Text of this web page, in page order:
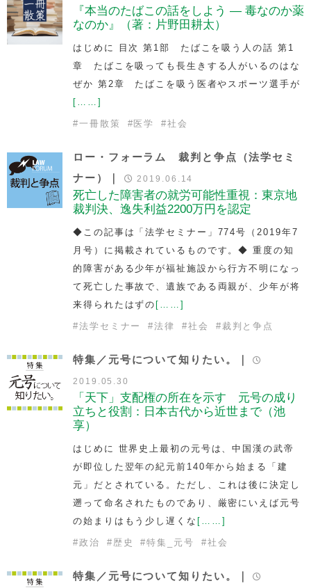
『本当のたばこの話をしよう — 毒なのか薬
なのか』（著：片野田耕太）
はじめに 目次 第1部 たばこを吸う人の話 第1
章 たばこを吸っても長生きする人がいるのはな
ぜか 第2章 たばこを吸う医者やスポーツ選手が
[……]
# 一冊散策 #医学 #社会
ロー・フォーラム 裁判と争点（法学セミ
ナー）｜
2019.06.14
死亡した障害者の就労可能性重視：東京地
裁判決、逸失利益2200万円を認定
◆この記事は「法学セミナー」774号（2019年7
月号）に掲載されているものです。◆ 重度の知
的障害がある少年が福祉施設から行方不明になっ
て死亡した事故で、遺族である両親が、少年が将
来得られたはずの [……]
#法学セミナー #法律 #社会 # 裁判と争点
特集／元号について知りたい。｜
2019.05.30
「天下」支配権の所在を示す 元号の成り
立ちと役割：日本古代から近世まで（池
享）
はじめに 世界史上最初の元号は、中国漢の武帝
が即位した翌年の紀元前140年から始まる「建
元」だとされている。ただし、これは後に決定し
遡って命名されたものであり、厳密にいえば元号
の始まりはもう少し遅くな [……]
#政治 # 歴史 #特集_元号 #社会
特集／元号について知りたい。｜